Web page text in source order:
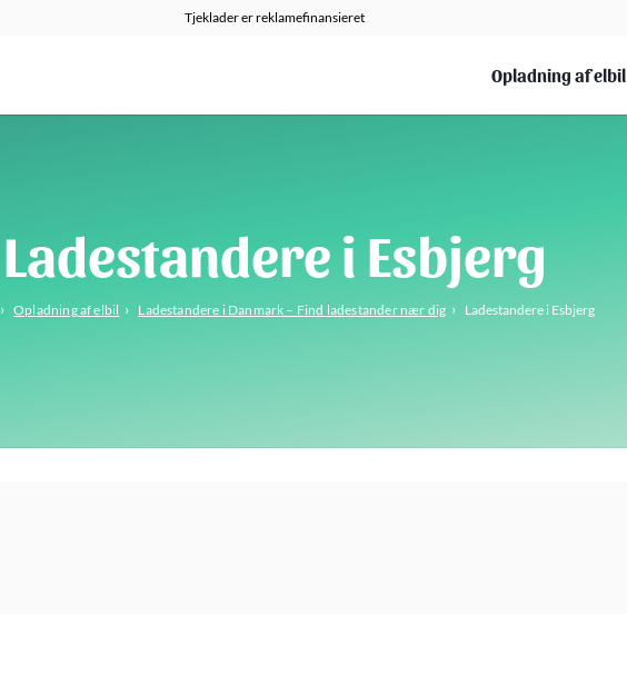
Tjeklader er reklamefinansieret
Opladning af elbil
Ladestandere i Esbjerg
› Opladning af elbil › Ladestandere i Danmark – Find ladestander nær dig › Ladestandere i Esbjerg